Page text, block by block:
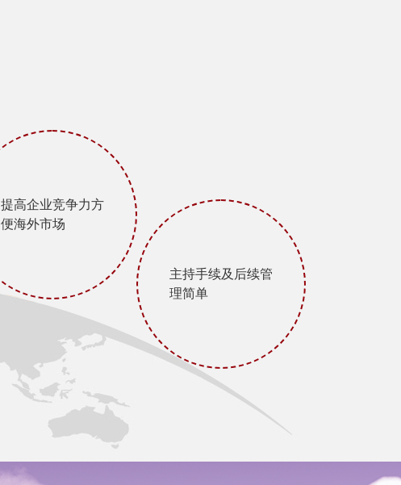
提高企业竞争力方
便海外市场
主持手续及后续管
理简单